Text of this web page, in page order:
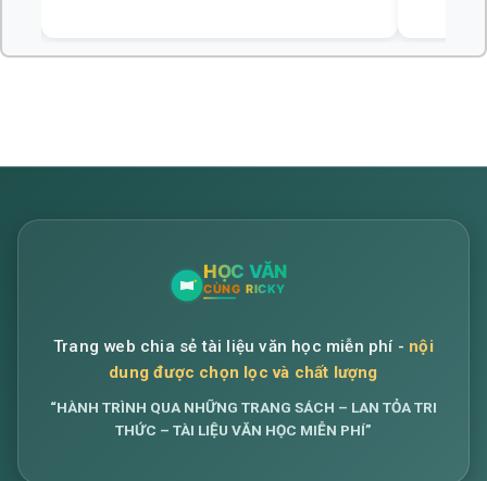
Trang web chia sẻ tài liệu văn học miễn phí - nội
dung được chọn lọc và chất lượng
“HÀNH TRÌNH QUA NHỮNG TRANG SÁCH – LAN TỎA TRI
THỨC – TÀI LIỆU VĂN HỌC MIỄN PHÍ”